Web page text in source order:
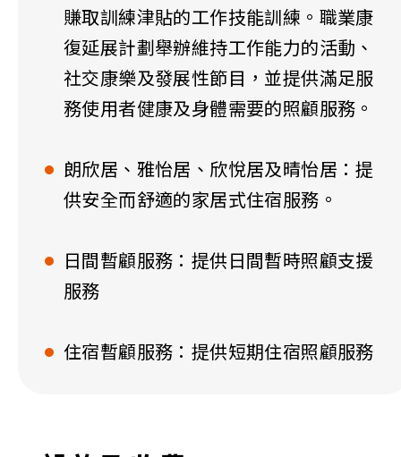
賺取訓練津貼的工作技能訓練。職業康
復延展計劃舉辦維持工作能力的活動、
社交康樂及發展性節目，並提供滿足服
務使用者健康及身體需要的照顧服務。
朗欣居、雅怡居、欣悅居及晴怡居：提
供安全而舒適的家居式住宿服務。
日間暫顧服務：提供日間暫時照顧支援
服務
住宿暫顧服務：提供短期住宿照顧服務